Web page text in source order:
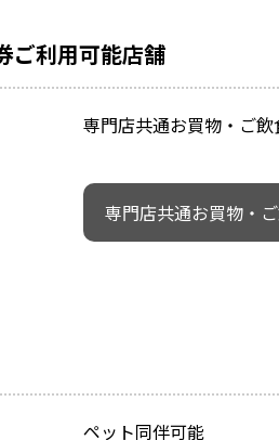
ご利用可能店舗
専門店共通お買物・ご
専門店共通お買物・
ペット同伴可能